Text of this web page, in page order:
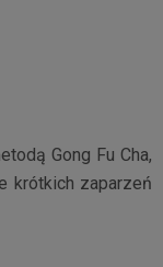
Gong Fu Cha,
krótkich zaparzeń